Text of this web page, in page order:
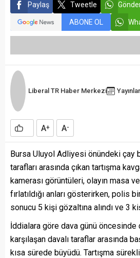
Paylaş Tweetle
ABONE OL
Liberal TR Haber Merkezi
A+ A-
Bursa Uluyol Adliyesi önündeki çay
tarafları arasında çıkan tartışma
kamerası görüntüleri, olayın masa
fırlatıldığı anları gösterirken, polis
sonucu 5 kişi gözaltına alındı ve 3
İddialara göre dava günü öncesinde
karşılaşan davalı taraflar arasında
kısa sürede büyüdü. Tartışma